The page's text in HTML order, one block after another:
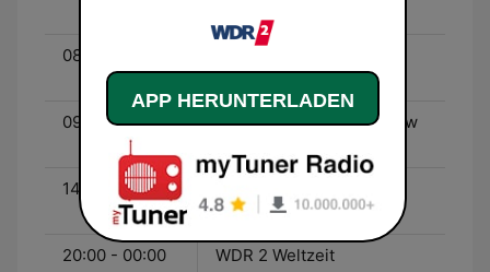
08:00 - 09:00
Gisela Steinhauer
09:00 - 14:00
WDR 2 Die Sonntagsshow
14:00 - 20:00
Sven Pistor
20:00 - 00:00 WDR 2 Weltzeit
APP HERUNTERLADEN